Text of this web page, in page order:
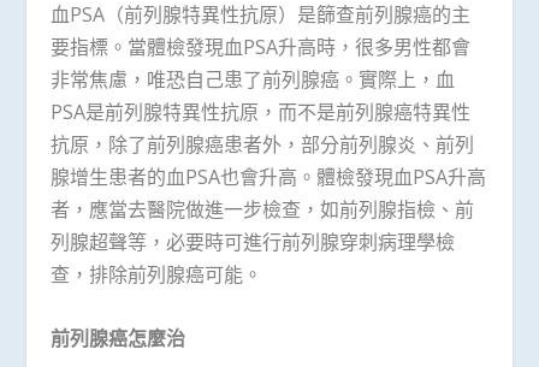
血PSA（前列腺特異性抗原）是篩查前列腺癌的主
要指標。當體檢發現血PSA升高時，很多男性都會
非常焦慮，唯恐自己患了前列腺癌。實際上，血
PSA是前列腺特異性抗原，而不是前列腺癌特異性
抗原，除了前列腺癌患者外，部分前列腺炎、前列
腺增生患者的血PSA也會升高。體檢發現血PSA升高
者，應當去醫院做進一步檢查，如前列腺指檢、前
列腺超聲等，必要時可進行前列腺穿刺病理學檢
查，排除前列腺癌可能。
前列腺癌怎麼治